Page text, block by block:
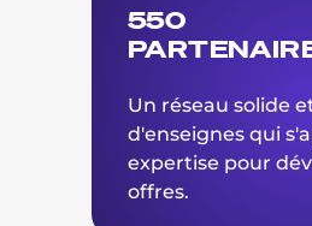
550
Un réseau solide
d'enseignes qui
expertise pour
offres.